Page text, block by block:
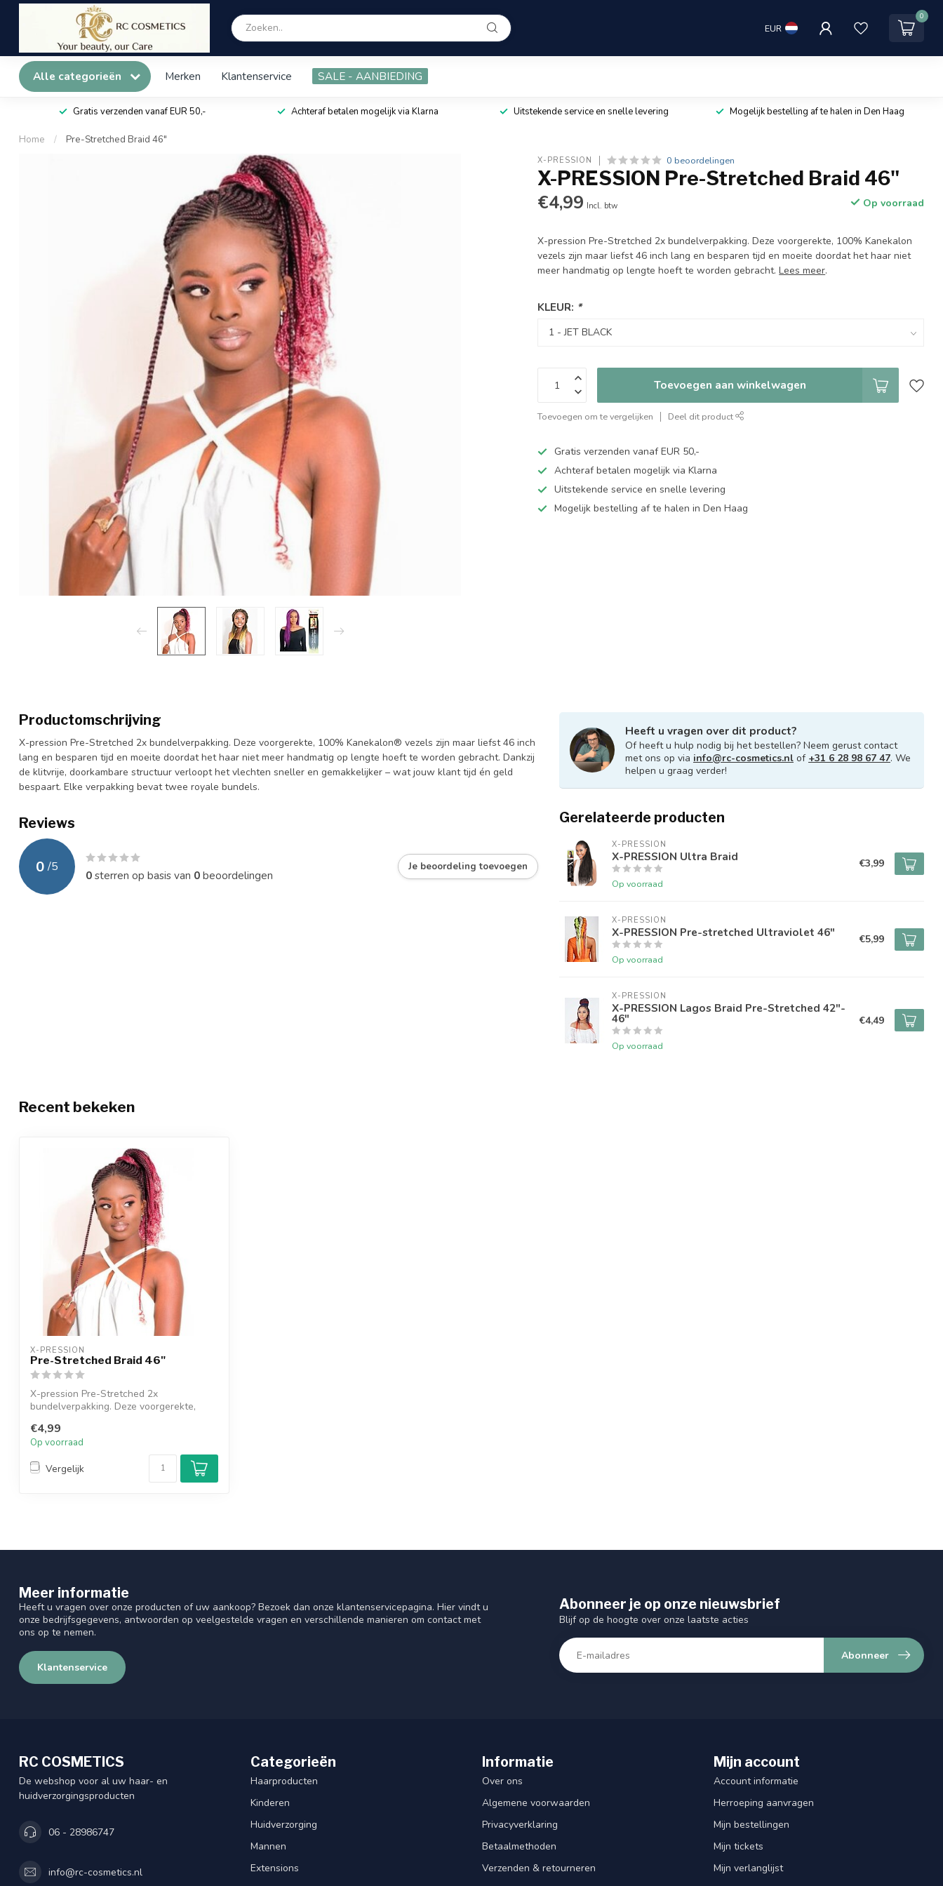
EUR
0
Alle categorieën Merken Klantenservice SALE - AANBIEDING
Gratis verzenden vanaf EUR 50,- Achteraf betalen mogelijk via Klarna Uitstekende service en snelle levering Mogelijk bestelling af te halen in Den Haag
Home / Pre-Stretched Braid 46"
X-PRESSION 0 beoordelingen
X-PRESSION Pre-Stretched Braid 46"
€4,99 Incl. btw Op voorraad
X-pression Pre-Stretched 2x bundelverpakking. Deze voorgerekte, 100% Kanekalon
vezels zijn maar liefst 46 inch lang en besparen tijd en moeite doordat het haar niet
meer handmatig op lengte hoeft te worden gebracht.Lees meer.
KLEUR: *
Toevoegen aan winkelwagen
Toevoegen om te vergelijken Deel dit product
Gratis verzenden vanaf EUR 50,-
Achteraf betalen mogelijk via Klarna
Uitstekende service en snelle levering
Mogelijk bestelling af te halen in Den Haag
Productomschrijving
X-pression Pre-Stretched 2x bundelverpakking. Deze voorgerekte, 100% Kanekalon® vezels zijn maar liefst 46 inch
lang en besparen tijd en moeite doordat het haar niet meer handmatig op lengte hoeft te worden gebracht. Dankzij
de klitvrije, doorkambare structuur verloopt het vlechten sneller en gemakkelijker – wat jouw klant tijd én geld
bespaart. Elke verpakking bevat twee royale bundels.
Reviews
0 /5
0sterren op basis van 0beoordelingen
Je beoordeling toevoegen
Heeft u vragen over dit product?
Of heeft u hulp nodig bij het bestellen? Neem gerust contact
met ons op via info@rc-cosmetics.nl of +31 6 28 98 67 47. We
helpen u graag verder!
Gerelateerde producten
X-PRESSION
X-PRESSION Ultra Braid
Op voorraad
€3,99
X-PRESSION
X-PRESSION Pre-stretched Ultraviolet 46"
Op voorraad
€5,99
X-PRESSION
X-PRESSION Lagos Braid Pre-Stretched 42"-
46"
Op voorraad
€4,49
Recent bekeken
X-PRESSION
Pre-Stretched Braid 46"
X-pression Pre-Stretched 2x
bundelverpakking. Deze voorgerekte,
€4,99
Op voorraad
Vergelijk
Meer informatie
Heeft u vragen over onze producten of uw aankoop? Bezoek dan onze klantenservicepagina. Hier vindt u
onze bedrijfsgegevens, antwoorden op veelgestelde vragen en verschillende manieren om contact met
ons op te nemen.
Klantenservice
Abonneer je op onze nieuwsbrief
Blijf op de hoogte over onze laatste acties
Abonneer
RC COSMETICS
De webshop voor al uw haar- en
huidverzorgingsproducten
06 - 28986747
info@rc-cosmetics.nl
Categorieën
Haarproducten
Kinderen
Huidverzorging
Mannen
Extensions
Informatie
Over ons
Algemene voorwaarden
Privacyverklaring
Betaalmethoden
Verzenden & retourneren
Mijn account
Account informatie
Herroeping aanvragen
Mijn bestellingen
Mijn tickets
Mijn verlanglijst